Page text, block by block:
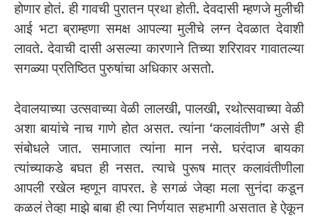
होणार होतं. ही गावची पुरातन प्रथा होती. देवदासी म्हणजे मुलीची
आई भटा ब्राम्हणा समक्ष आपल्या मुलीचे लग्न देवळात देवाशी
लावते. देवाची दासी असल्या कारणाने तिच्या शरिरावर गावातल्या
सगळ्या प्रतिष्ठित पुरुषांचा अधिकार असतो.
देवालयाच्या उत्सवाच्या वेळी लालखी, पालखी, रथोत्सवाच्या वेळी
अशा बायांचे नाच गाणे होत असत. त्यांना ‘कलावंतीण” असे ही
संबोधले जात. समाजात त्यांना मान नसे. घरंदाज बायका
त्यांच्याकडे बघत ही नसत. त्याचे पुरूष मात्र कलावंतीणीला
आपली रखेल म्हणून वापरत. हे सगळं जेव्हा मला सुनंदा कडून
कळलं तेव्हा माझे बाबा ही त्या निर्णयात सहभागी असतात हे ऐकून